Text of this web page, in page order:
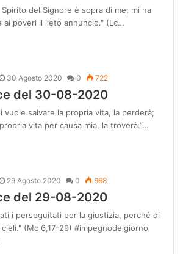
del Signore è sopra di me; mi ha
ai poveri il lieto annuncio." (Lc…
30 Agosto 2020 0 722
del 30-08-2020
vuole salvare la propria vita, la perderà;
vita per causa mia, la troverà.”…
29 Agosto 2020 0 668
del 29-08-2020
i perseguitati per la giustizia, perché di
(Mc 6,17-29) #impegnodelgiorno